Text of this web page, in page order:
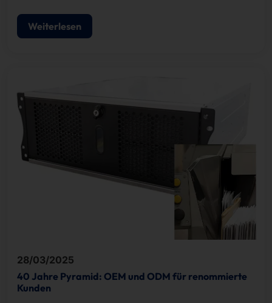
zukunftsfähige Technologien gestalten wir digitalen
Fortschritt.
Weiterlesen
28/03/2025
40 Jahre Pyramid: OEM und ODM für renommierte
Kunden